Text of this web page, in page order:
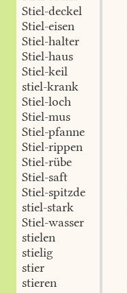
Stiel-deckel
Stiel-eisen
Stiel-halter
Stiel-haus
Stiel-keil
stiel-krank
Stiel-loch
Stiel-mus
Stiel-pfanne
Stiel-rippen
Stiel-rübe
Stiel-saft
Stiel-spitzde
stiel-stark
Stiel-wasser
stielen
stielig
stier
stieren